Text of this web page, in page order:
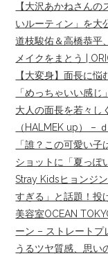
【大沢あかねさん
いルーティン」を大
道枝駿佑＆高橋恭平
メイクをまとう |
【大変身】面長に
「めっちゃいい感じ
大人の面長を若々し
（HALMEK up） –
「誰？この可愛い
ショットに「夏っぽ
Stray Kidsヒョンジ
すぎる」と話題！投
美容室OCEAN
ーン – ストレートプ
うるツヤ質感、思い